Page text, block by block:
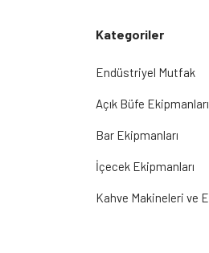
Kategoriler
Endüstriyel Mutfak
Açık Büfe Ekipmanları
Bar Ekipmanları
İçecek Ekipmanları
Kahve Makineleri ve